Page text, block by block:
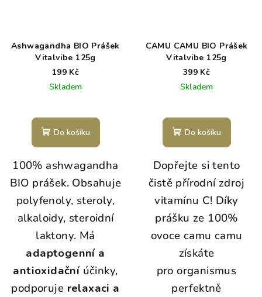
Ashwagandha BIO Prášek
Vitalvibe 125g
199 Kč
Skladem
Do košíku
100% ashwagandha
BIO prášek. Obsahuje
polyfenoly, steroly,
alkaloidy, steroidní
laktony. Má
adaptogenní a
antioxidační účinky,
podporuje relaxaci a
CAMU CAMU BIO Prášek
Vitalvibe 125g
399 Kč
Skladem
Do košíku
Dopřejte si tento
čistě přírodní zdroj
vitamínu C! Díky
prášku ze 100%
ovoce camu camu
získáte
pro organismus
perfektně